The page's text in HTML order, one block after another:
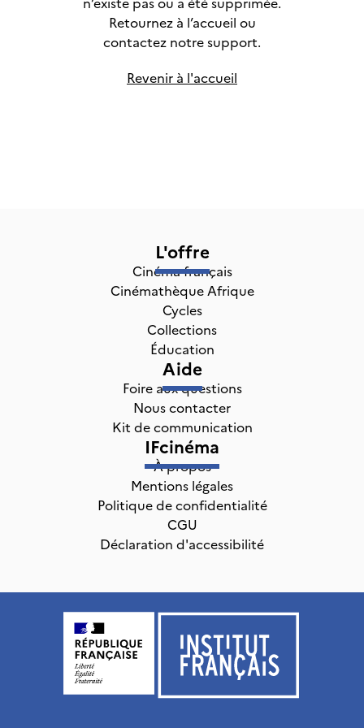
Retournez à l’accueil ou
contactez notre support.
Revenir à l'accueil
L'offre
Cinéma français
Cinémathèque Afrique
Cycles
Collections
Éducation
Aide
Foire aux questions
Nous contacter
Kit de communication
IFcinéma
À propos
Mentions légales
Politique de confidentialité
CGU
Déclaration d'accessibilité